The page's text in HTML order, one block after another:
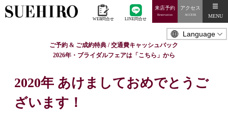
WEB問合せ LINE問合せ
来店予約
Reservation
アクセス
ACCESS MENU
ご予約 & ご成約特典 / 交通費キャッシュバック
2026年・ブライダルフェアは「こちら」から
2020年 あけましておめでとうご
ざいます！